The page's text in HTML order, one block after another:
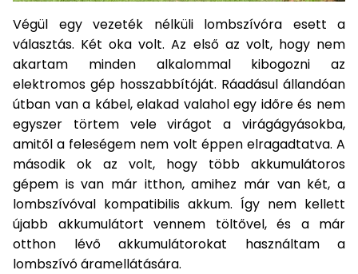
Végül egy vezeték nélküli lombszívóra esett a
választás. Két oka volt. Az első az volt, hogy nem
akartam minden alkalommal kibogozni az
elektromos gép hosszabbítóját. Ráadásul állandóan
útban van a kábel, elakad valahol egy időre és nem
egyszer törtem vele virágot a virágágyásokba,
amitől a feleségem nem volt éppen elragadtatva. A
második ok az volt, hogy több akkumulátoros
gépem is van már itthon, amihez már van két, a
lombszívóval kompatibilis akkum. Így nem kellett
újabb akkumulátort vennem töltővel, és a már
otthon lévő akkumulátorokat használtam a
lombszívó áramellátására.